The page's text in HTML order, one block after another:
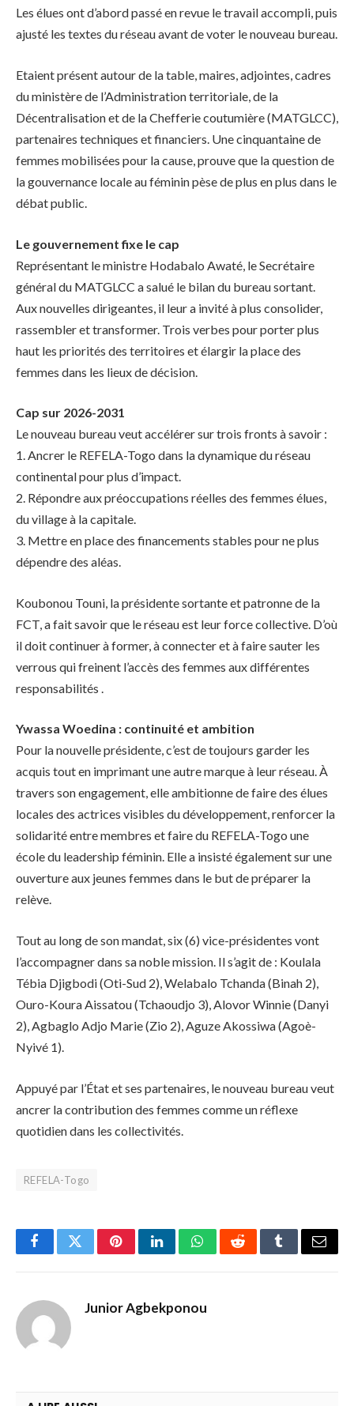
Les élues ont d’abord passé en revue le travail accompli, puis
ajusté les textes du réseau avant de voter le nouveau bureau.
Etaient présent autour de la table, maires, adjointes, cadres
du ministère de l’Administration territoriale, de la
Décentralisation et de la Chefferie coutumière (MATGLCC),
partenaires techniques et financiers. Une cinquantaine de
femmes mobilisées pour la cause, prouve que la question de
la gouvernance locale au féminin pèse de plus en plus dans le
débat public.
Le gouvernement fixe le cap
Représentant le ministre Hodabalo Awaté, le Secrétaire
général du MATGLCC a salué le bilan du bureau sortant.
Aux nouvelles dirigeantes, il leur a invité à plus consolider,
rassembler et transformer. Trois verbes pour porter plus
haut les priorités des territoires et élargir la place des
femmes dans les lieux de décision.
Cap sur 2026-2031
Le nouveau bureau veut accélérer sur trois fronts à savoir :
1. Ancrer le REFELA-Togo dans la dynamique du réseau
continental pour plus d’impact.
2. Répondre aux préoccupations réelles des femmes élues,
du village à la capitale.
3. Mettre en place des financements stables pour ne plus
dépendre des aléas.
Koubonou Touni, la présidente sortante et patronne de la
FCT, a fait savoir que le réseau est leur force collective. D’où
il doit continuer à former, à connecter et à faire sauter les
verrous qui freinent l’accès des femmes aux différentes
responsabilités .
Ywassa Woedina : continuité et ambition
Pour la nouvelle présidente, c’est de toujours garder les
acquis tout en imprimant une autre marque à leur réseau. À
travers son engagement, elle ambitionne de faire des élues
locales des actrices visibles du développement, renforcer la
solidarité entre membres et faire du REFELA-Togo une
école du leadership féminin. Elle a insisté également sur une
ouverture aux jeunes femmes dans le but de préparer la
relève.
Tout au long de son mandat, six (6) vice-présidentes vont
l’accompagner dans sa noble mission. Il s’agit de : Koulala
Tébia Djigbodi (Oti-Sud 2), Welabalo Tchanda (Binah 2),
Ouro-Koura Aissatou (Tchaoudjo 3), Alovor Winnie (Danyi
2), Agbaglo Adjo Marie (Zio 2), Aguze Akossiwa (Agoè-
Nyivé 1).
Appuyé par l’État et ses partenaires, le nouveau bureau veut
ancrer la contribution des femmes comme un réflexe
quotidien dans les collectivités.
REFELA-Togo
FacebookTwitterPinterestLinkedInWhatsAppRedditTumblrEmail
Junior Agbekponou